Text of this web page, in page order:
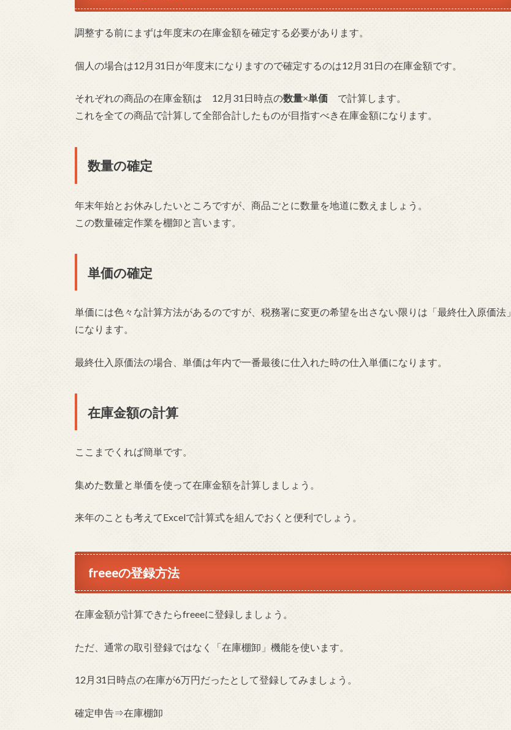
調整する前にまずは年度末の在庫金額を確定する必要があります。
個人の場合は12月31日が年度末になりますので確定するのは12月31日の在庫金額です。
それぞれの商品の在庫金額は 12月31日時点の数量×単価 で計算します。
これを全ての商品で計算して全部合計したものが目指すべき在庫金額になります。
数量の確定
年末年始とお休みしたいところですが、商品ごとに数量を地道に数えましょう。
この数量確定作業を棚卸と言います。
単価の確定
単価には色々な計算方法があるのですが、税務署に変更の希望を出さない限りは「最終仕入原価法」
になります。
最終仕入原価法の場合、単価は年内で一番最後に仕入れた時の仕入単価になります。
在庫金額の計算
ここまでくれば簡単です。
集めた数量と単価を使って在庫金額を計算しましょう。
来年のことも考えてExcelで計算式を組んでおくと便利でしょう。
freeeの登録方法
在庫金額が計算できたらfreeeに登録しましょう。
ただ、通常の取引登録ではなく「在庫棚卸」機能を使います。
12月31日時点の在庫が6万円だったとして登録してみましょう。
確定申告⇒在庫棚卸